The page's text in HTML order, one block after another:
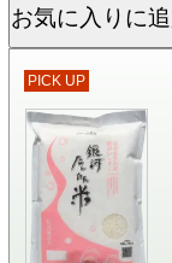
PICK UP